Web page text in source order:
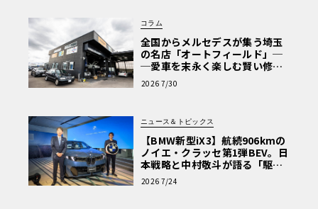
コラム
全国からメルセデスが集う埼玉
の名店「オートフィールド」─
─愛車を末永く楽しむ賢い修理
術と、プロがフックス製オイル
を選ぶ理由〈PR〉
2026 7/30
ニュース＆トピックス
【BMW新型iX3】航続906kmの
ノイエ・クラッセ第1弾BEV。日
本戦略と中村敬斗が語る「駆け
ぬける歓び」
2026 7/24